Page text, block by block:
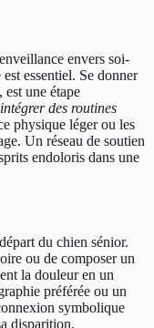
envers soi-
essentiel. Se donner
une étape
des routines
physique léger ou les
Un réseau de soutien
endoloris dans une
du chien sénior.
ou de composer un
la douleur en un
préférée ou un
symbolique
disparition.